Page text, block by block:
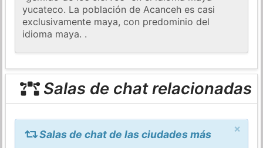
yucateco. La población de Acanceh es casi
exclusivamente maya, con predominio del
idioma maya. .
Salas de chat relacionadas
×
Salas de chat de las ciudades más